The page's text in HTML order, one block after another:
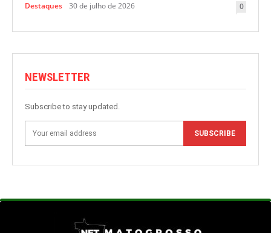
Destaques 30 de julho de 2026 0
NEWSLETTER
Subscribe to stay updated.
SUBSCRIBE